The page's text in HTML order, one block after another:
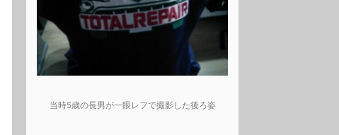
当時5歳の長男が一眼レフで撮影した後ろ姿